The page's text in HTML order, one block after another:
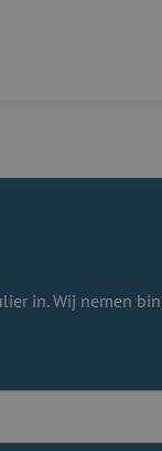
in. Wij nemen